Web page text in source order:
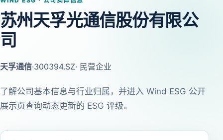
苏州天孚光通信股份有限公
司
天孚通信·300394.SZ· 民营企业
了解公司基本信息与行业归属，并进入 Wind ESG 公开
展示页查询动态更新的 ESG 评级。